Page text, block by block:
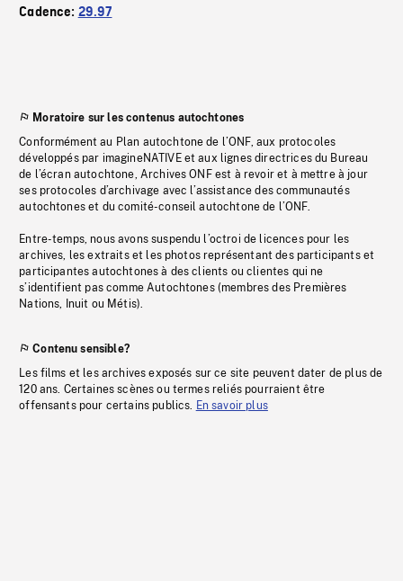
Cadence: 29.97
Moratoire sur les contenus autochtones
Conformément au Plan autochtone de l’ONF, aux protocoles
développés par imagineNATIVE et aux lignes directrices du Bureau
de l’écran autochtone, Archives ONF est à revoir et à mettre à jour
ses protocoles d’archivage avec l’assistance des communautés
autochtones et du comité-conseil autochtone de l’ONF.
Entre-temps, nous avons suspendu l’octroi de licences pour les
archives, les extraits et les photos représentant des participants et
participantes autochtones à des clients ou clientes qui ne
s’identifient pas comme Autochtones (membres des Premières
Nations, Inuit ou Métis).
Contenu sensible?
Les films et les archives exposés sur ce site peuvent dater de plus de
120 ans. Certaines scènes ou termes reliés pourraient être
offensants pour certains publics. En savoir plus